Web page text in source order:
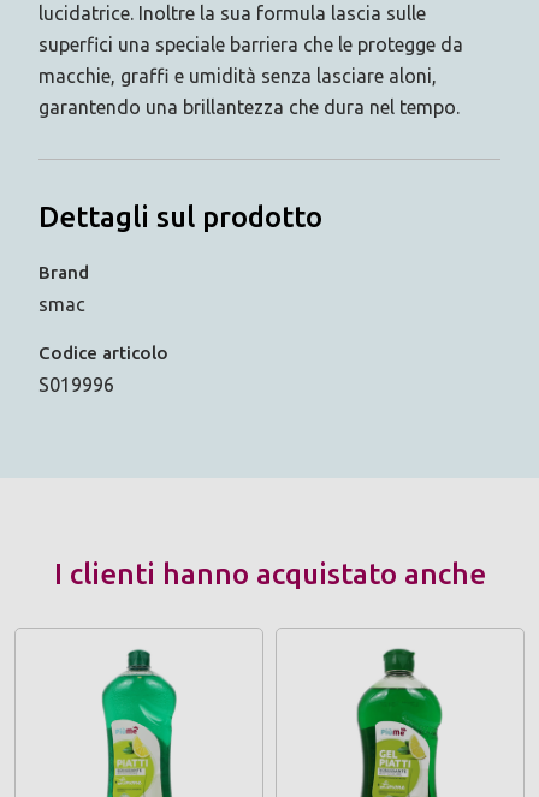
lucidatrice. Inoltre la sua formula lascia sulle
superfici una speciale barriera che le protegge da
macchie, graffi e umidità senza lasciare aloni,
garantendo una brillantezza che dura nel tempo.
Dettagli sul prodotto
Brand
smac
Codice articolo
S019996
I clienti hanno acquistato anche